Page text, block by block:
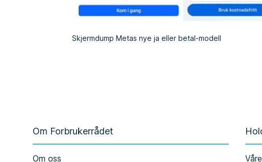
Skjermdump Metas nye ja eller betal-modell
Om Forbrukerrådet
Om oss